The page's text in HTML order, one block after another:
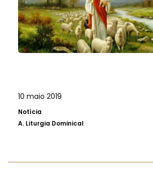
10 maio 2019
Notícia
A. Liturgia Dominical